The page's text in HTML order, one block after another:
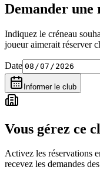
Demander une
Indiquez le créneau
joueur aimerait réserver
Date
Informer le club
Vous gérez ce
Activez les réservations
recevez les demandes